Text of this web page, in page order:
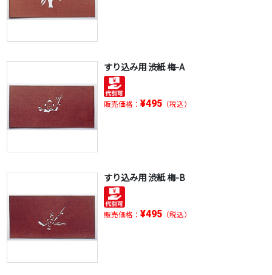
すり込み用 渋紙 梅-A
販売価格： ¥495（税込）
すり込み用 渋紙 梅-B
販売価格： ¥495（税込）